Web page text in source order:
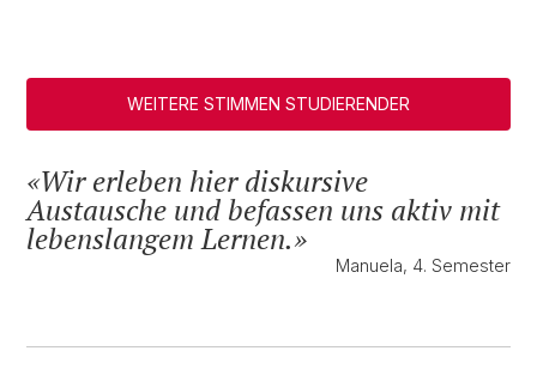
WEITERE STIMMEN STUDIERENDER
Wir erleben hier diskursive
Austausche und befassen uns aktiv mit
lebenslangem Lernen.
Manuela, 4. Semester